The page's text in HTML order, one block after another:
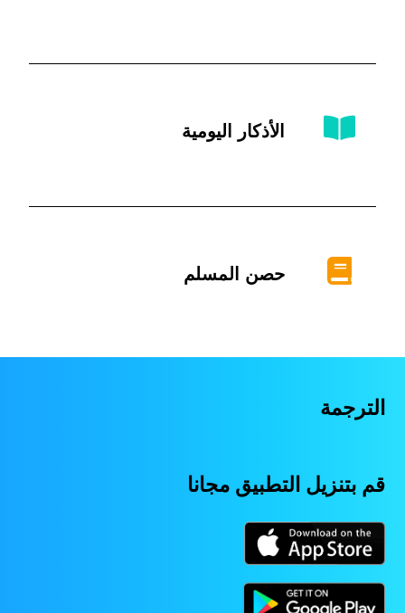
الأذكار اليومية
حصن المسلم
الترجمة
قم بتنزيل التطبيق مجانا